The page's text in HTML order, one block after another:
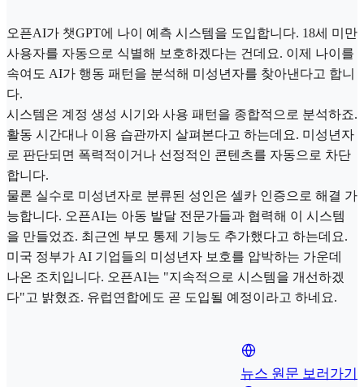
오픈AI가 챗GPT에 나이 예측 시스템을 도입합니다. 18세 미만
사용자를 자동으로 식별해 보호하겠다는 건데요. 이제 나이를
속여도 AI가 행동 패턴을 분석해 미성년자를 찾아낸다고 합니
다.
시스템은 계정 생성 시기와 사용 패턴을 종합적으로 분석하죠.
활동 시간대나 이용 습관까지 살펴본다고 하는데요. 미성년자
로 판단되면 폭력적이거나 선정적인 콘텐츠를 자동으로 차단
합니다.
물론 실수로 미성년자로 분류된 성인은 셀카 인증으로 해결 가
능합니다. 오픈AI는 아동 발달 전문가들과 협력해 이 시스템
을 만들었죠. 최근엔 부모 통제 기능도 추가했다고 하는데요.
미국 정부가 AI 기업들의 미성년자 보호를 압박하는 가운데
나온 조치입니다. 오픈AI는 "지속적으로 시스템을 개선하겠
다"고 밝혔죠. 유럽연합에도 곧 도입될 예정이라고 하네요.
뉴스 원문 보러가기